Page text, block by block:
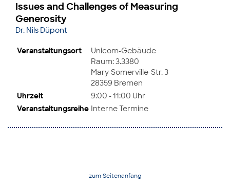
Issues and Challenges of Measuring
Generosity
Dr. Nils Düpont
Veranstaltungsort
Unicom-Gebäude
Raum: 3.3380
Mary-Somerville-Str. 3
28359 Bremen
Uhrzeit
9:00 - 11:00 Uhr
Veranstaltungsreihe Interne Termine
zum Seitenanfang